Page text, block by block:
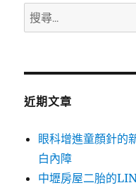
搜
尋
鍵
近期文章
眼科增進童顏針的
白內障
中壢房屋二胎的